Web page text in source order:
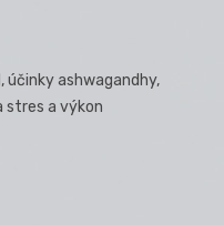
účinky ashwagandhy,
stres a výkon